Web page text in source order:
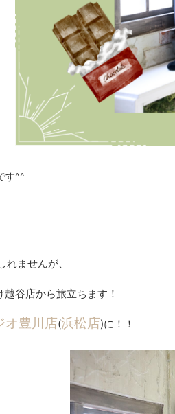
す^^
ませんが、
谷店から旅立ちます！
オ豊川店(浜松店)に！！